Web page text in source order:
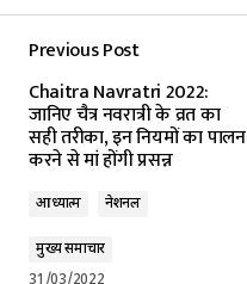
Previous Post
Chaitra Navratri 2022:
जानिए चैत्र नवरात्री के व्रत का
सही तरीका, इन नियमों का पालन
करने से मां होंगी प्रसन्न
आध्यात्म नेशनल
मुख्य समाचार
31/03/2022